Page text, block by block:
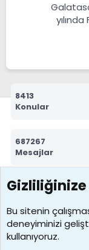
8413
Konular
687267
Mesajlar
7388
Kullanıcılar
borabekirogluu
Son üye
Bu sitenin
deneyiminizi
kullanıyoruz.